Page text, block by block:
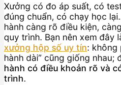
Xưởng có đo áp suất, có
đúng chuẩn, có chạy học
hành càng rõ điều kiện,
quy trình. Bạn nên xem đây
xưởng hộp số uy tín: không
hành dài” cũng giống nhau;
hành có điều khoản rõ và
trình.